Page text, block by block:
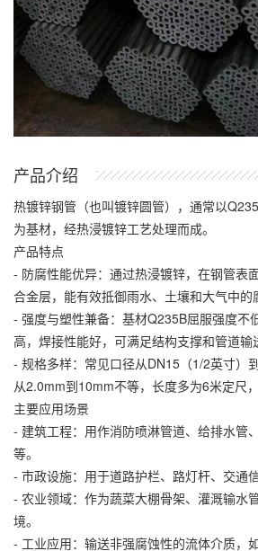
产品介绍
热镀锌钢管（也叫镀锌圆管），通常以
为基材，经热浸镀锌工艺处理而成。
产品特点
- 防腐性能优异：通过热浸镀锌，在钢管表
合金层，能有效抵御雨水、土壤和大气中的
- 强度与塑性兼备：基材Q235B屈服强度不
高，焊接性能好，可满足结构支撑和管道输
- 规格多样：常见口径从DN15（1/2英寸）
从2.0mm到10mm不等，长度多为6米定尺
主要应用场景
- 建筑工程：用作消防喷淋管道、给排水管
等。
- 市政设施：用于道路护栏、路灯杆、交通
- 农业领域：作为蔬菜大棚骨架、灌溉输水
境。
- 工业应用：输送非强腐蚀性的流体介质，